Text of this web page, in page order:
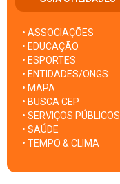
• ASSOCIAÇÕES
• EDUCAÇÃO
• ESPORTES
• ENTIDADES/ONGS
• MAPA
• BUSCA CEP
• SERVIÇOS PÚBLICOS
• SAÚDE
• TEMPO & CLIMA